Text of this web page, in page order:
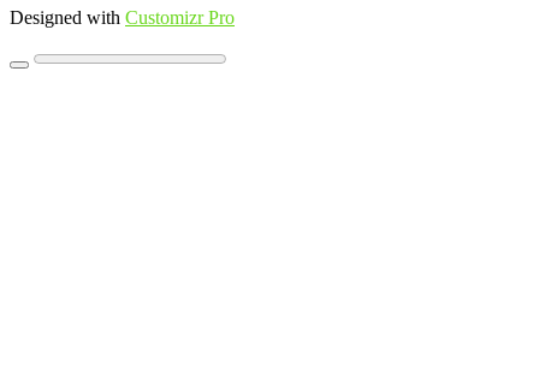
Designed with Customizr Pro